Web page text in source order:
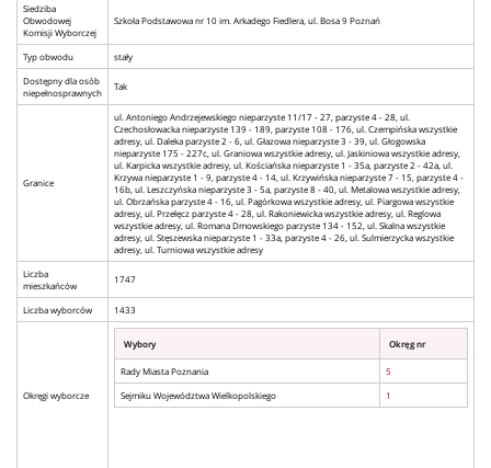
Siedziba
Obwodowej
Komisji Wyborczej
Szkoła Podstawowa nr 10 im. Arkadego Fiedlera, ul. Bosa 9 Poznań
Typ obwodu
stały
Dostępny dla osób
niepełnosprawnych
Tak
Granice
ul. Antoniego Andrzejewskiego nieparzyste 11/17 - 27, parzyste 4 - 28, ul.
Czechosłowacka nieparzyste 139 - 189, parzyste 108 - 176, ul. Czempińska wszystkie
adresy, ul. Daleka parzyste 2 - 6, ul. Głazowa nieparzyste 3 - 39, ul. Głogowska
nieparzyste 175 - 227c, ul. Graniowa wszystkie adresy, ul. Jaskiniowa wszystkie adresy,
ul. Karpicka wszystkie adresy, ul. Kościańska nieparzyste 1 - 35a, parzyste 2 - 42a, ul.
Krzywa nieparzyste 1 - 9, parzyste 4 - 14, ul. Krzywińska nieparzyste 7 - 15, parzyste 4 -
16b, ul. Leszczyńska nieparzyste 3 - 5a, parzyste 8 - 40, ul. Metalowa wszystkie adresy,
ul. Obrzańska parzyste 4 - 16, ul. Pagórkowa wszystkie adresy, ul. Piargowa wszystkie
adresy, ul. Przełęcz parzyste 4 - 28, ul. Rakoniewicka wszystkie adresy, ul. Reglowa
wszystkie adresy, ul. Romana Dmowskiego parzyste 134 - 152, ul. Skalna wszystkie
adresy, ul. Stęszewska nieparzyste 1 - 33a, parzyste 4 - 26, ul. Sulmierzycka wszystkie
adresy, ul. Turniowa wszystkie adresy
Liczba
mieszkańców
1747
Liczba wyborców 1433
Okręgi wyborcze
Wybory Okręg nr
Rady Miasta Poznania
5
Sejmiku Województwa Wielkopolskiego
1